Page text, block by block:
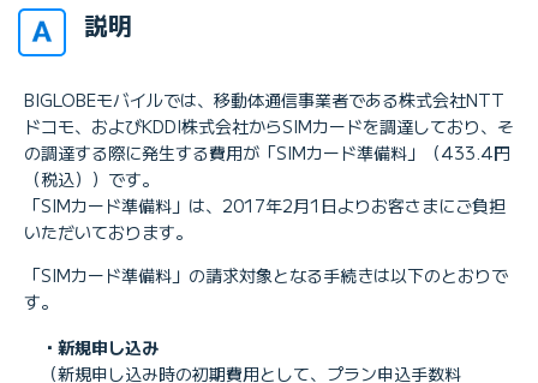
説明
BIGLOBEモバイルでは、移動体通信事業者である株式会社NTT
ドコモ、およびKDDI株式会社からSIMカードを調達しており、そ
の調達する際に発生する費用が「SIMカード準備料」（433.4円
（税込））です。
「SIMカード準備料」は、2017年2月1日よりお客さまにご負担
いただいております。
「SIMカード準備料」の請求対象となる手続きは以下のとおりで
す。
・新規申し込み
（新規申し込み時の初期費用として、プラン申込手数料